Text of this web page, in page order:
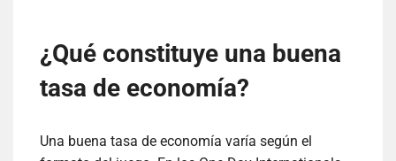
¿Qué constituye una buena
tasa de economía?
Una buena tasa de economía varía según el